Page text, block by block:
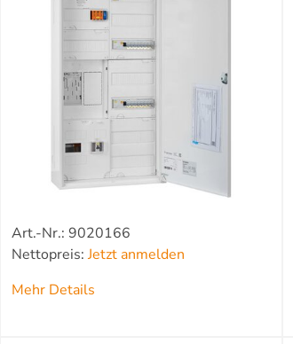
Art.-Nr.: 9020166
Nettopreis:Jetzt anmelden
Mehr Details